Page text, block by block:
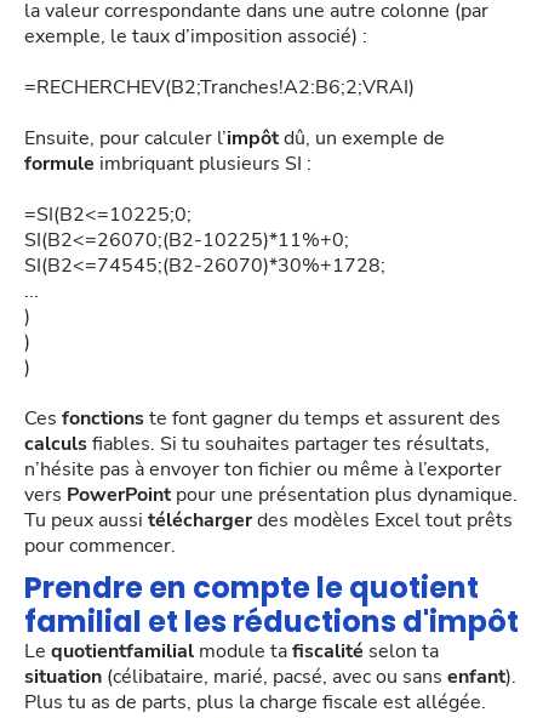
la valeur correspondante dans une autre colonne (par
exemple, le taux d’imposition associé) :
=RECHERCHEV(B2;Tranches!A2:B6;2;VRAI)
Ensuite, pour calculer l’impôtdû, un exemple de
formule imbriquant plusieurs SI :
=SI(B2<=10225;0;
SI(B2<=26070;(B2-10225)*11%+0;
SI(B2<=74545;(B2-26070)*30%+1728;
...
)
)
)
Ces fonctionste font gagner du temps et assurent des
calculsfiables. Si tu souhaites partager tes résultats,
n’hésite pas à envoyer ton fichier ou même à l’exporter
vers PowerPoint pour une présentation plus dynamique.
Tu peux aussi téléchargerdes modèles Excel tout prêts
pour commencer.
Prendre en compte le quotient
familial et les réductions d'impôt
Le quotientfamilial module tafiscalité selon ta
situation (célibataire, marié, pacsé, avec ou sans enfant).
Plus tu as de parts, plus la charge fiscale est allégée.